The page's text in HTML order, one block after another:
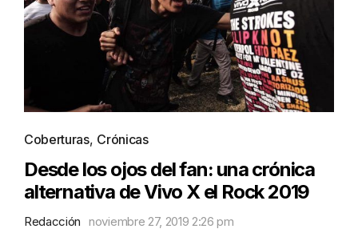
Coberturas, Crónicas
Desde los ojos del fan: una crónica
alternativa de Vivo X el Rock 2019
Redacción noviembre 27, 2019 2:26 pm